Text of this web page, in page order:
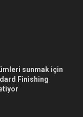
sunmak için
Finishing